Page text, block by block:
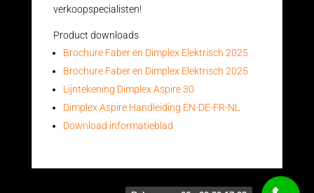
verkoopspecialisten!
Product downloads
Brochure Faber en Dimplex Elektrisch 2025
Brochure Faber en Dimplex Elektrisch 2025
Lijntekening Dimplex Aspire 30
Dimplex Aspire Handleiding EN-DE-FR-NL
Download informatieblad